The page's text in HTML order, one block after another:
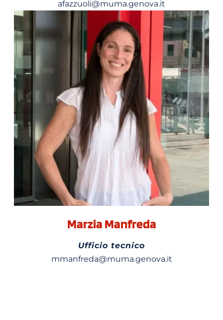
afazzuoli@muma.genova.it
Marzia Manfreda
Ufficio tecnico
mmanfreda@muma.genova.it